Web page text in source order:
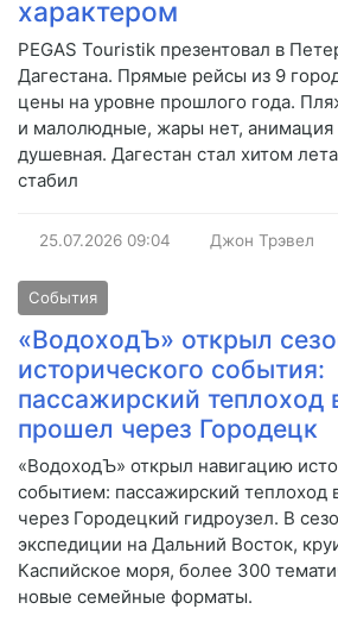
характером
PEGAS Touristik презентовал в
Дагестана. Прямые рейсы из 9
цены на уровне прошлого года.
и малолюдные, жары нет, анимация
душевная. Дагестан стал хитом
стабил
25.07.2026 09:04 Джон Трэвел
События
«ВодоходЪ» открыл
исторического события:
пассажирский теплоход
прошел через Городецк
«ВодоходЪ» открыл навигацию
событием: пассажирский теплоход
через Городецкий гидроузел. В
экспедиции на Дальний Восток,
Каспийское моря, более 300
новые семейные форматы.